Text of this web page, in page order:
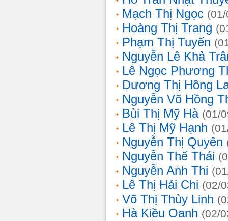
Mạch Thị Ngọc
Hoàng Thị Trang
Phạm Thị Tuyến
Nguyễn Lê Khả
Lê Ngọc Phương
Dương Thị Hồng
Nguyễn Võ Hồng
Bùi Thị Mỹ Hà (01/
Lê Thị Mỹ Hạnh
Nguyễn Thị Quyên
Nguyễn Thế Thái
Nguyễn Anh Thi
Lê Thị Hải Chi (02/
Võ Thị Thùy Linh
Hà Kiều Oanh (02/